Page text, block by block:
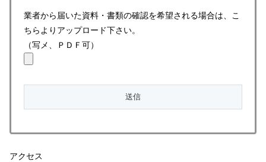
業者から届いた資料・書類の確認を希望される場合は、こ
ちらよりアップロード下さい。
（写メ、ＰＤＦ可）
アクセス